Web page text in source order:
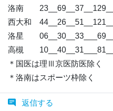
洛南
西大和
洛星
高槻
＊国医は理Ⅲ京医防医除く
＊洛南はスポーツ枠除く
返信する